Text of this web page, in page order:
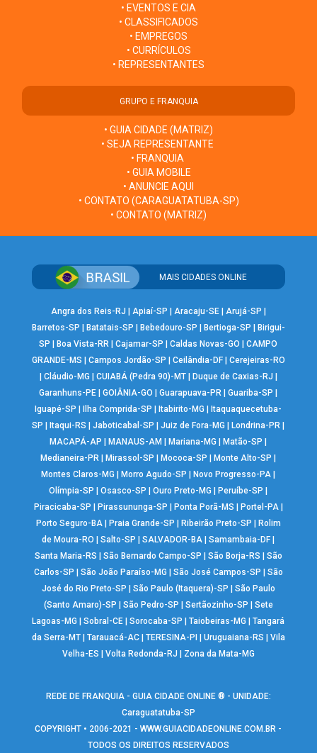
• EVENTOS E CIA
• CLASSIFICADOS
• EMPREGOS
• CURRÍCULOS
• REPRESENTANTES
GRUPO E FRANQUIA
• GUIA CIDADE (MATRIZ)
• SEJA REPRESENTANTE
• FRANQUIA
• GUIA MOBILE
• ANUNCIE AQUI
• CONTATO (CARAGUATATUBA-SP)
• CONTATO (MATRIZ)
MAIS CIDADES ONLINE
Angra dos Reis-RJ | Apiaí-SP | Aracaju-SE| Arujá-SP |
Barretos-SP | Batatais-SP | Bebedouro-SP | Bertioga-SP | Birigui-
SP |Boa Vista-RR |Cajamar-SP |Caldas Novas-GO |CAMPO
GRANDE-MS | Campos Jordão-SP | Ceilândia-DF| Cerejeiras-RO
| Cláudio-MG | CUIABÁ (Pedra 90)-MT| Duque de Caxias-RJ |
Garanhuns-PE |GOIÂNIA-GO |Guarapuava-PR |Guariba-SP |
Iguapé-SP |Ilha Comprida-SP |Itabirito-MG |Itaquaquecetuba-
SP |Itaqui-RS |Jaboticabal-SP |Juiz de Fora-MG |Londrina-PR |
MACAPÁ-AP |MANAUS-AM |Mariana-MG |Matão-SP |
Medianeira-PR |Mirassol-SP |Mococa-SP |Monte Alto-SP |
Montes Claros-MG |Morro Agudo-SP |Novo Progresso-PA |
Olímpia-SP |Osasco-SP |Ouro Preto-MG |Peruíbe-SP |
Piracicaba-SP | Pirassununga-SP | Ponta Porã-MS | Portel-PA|
Porto Seguro-BA| Praia Grande-SP | Ribeirão Preto-SP | Rolim
de Moura-RO |Salto-SP |SALVADOR-BA |Samambaia-DF |
Santa Maria-RS | São Bernardo Campo-SP | São Borja-RS | São
Carlos-SP | São João Paraíso-MG | São José Campos-SP | São
José do Rio Preto-SP | São Paulo (Itaquera)-SP | São Paulo
(Santo Amaro)-SP | São Pedro-SP | Sertãozinho-SP | Sete
Lagoas-MG |Sobral-CE |Sorocaba-SP |Taiobeiras-MG |Tangará
da Serra-MT| Tarauacá-AC| TERESINA-PI | Uruguaiana-RS | Vila
Velha-ES | Volta Redonda-RJ | Zona da Mata-MG
REDE DE FRANQUIA - GUIA CIDADE ONLINE ® - UNIDADE:
Caraguatatuba-SP
COPYRIGHT • 2006-2021 -WWW.GUIACIDADEONLINE.COM.BR -
TODOS OS DIREITOS RESERVADOS